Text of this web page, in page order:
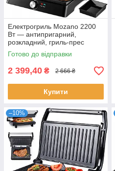
Електрогриль Mozano 2200
Вт — антипригарний,
розкладний, гриль-прес
Готово до відправки
2 399,40 ₴ 2 666 ₴
Купити
–10%